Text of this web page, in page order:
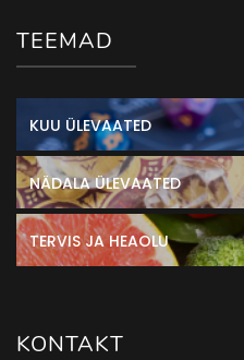
TEEMAD
KUU ÜLEVAATED
NÄDALA ÜLEVAATED
TERVIS JA HEAOLU
KONTAKT